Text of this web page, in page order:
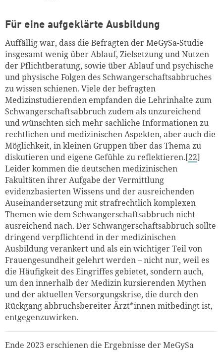
Für eine aufgeklärte Ausbildung
Auffällig war, dass die Befragten der MeGySa-Studie
insgesamt wenig über Ablauf, Zielsetzung und Nutzen
der Pflichtberatung, sowie über Ablauf und psychische
und physische Folgen des Schwangerschaftsabbruches
zu wissen schienen. Viele der befragten
Medizinstudierenden empfanden die Lehrinhalte zum
Schwangerschaftsabbruch zudem als unzureichend
und wünschten sich mehr sachliche Informationen zu
rechtlichen und medizinischen Aspekten, aber auch die
Möglichkeit, in kleinen Gruppen über das Thema zu
diskutieren und eigene Gefühle zu reflektieren.[22]
Leider kommen die deutschen medizinischen
Fakultäten ihrer Aufgabe der Vermittlung
evidenzbasierten Wissens und der ausreichenden
Auseinandersetzung mit strafrechtlich komplexen
Themen wie dem Schwangerschaftsabbruch nicht
ausreichend nach. Der Schwangerschaftsabbruch sollte
dringend verpflichtend in der medizinischen
Ausbildung verankert und als ein wichtiger Teil von
Frauengesundheit gelehrt werden – nicht nur, weil es
die Häufigkeit des Eingriffes gebietet, sondern auch,
um den innerhalb der Medizin kursierenden Mythen
und der aktuellen Versorgungskrise, die durch den
Rückgang abbruchsbereiter Ärzt*innen mitbedingt ist,
entgegenzuwirken.
Ende 2023 erschienen die Ergebnisse derMeGySa